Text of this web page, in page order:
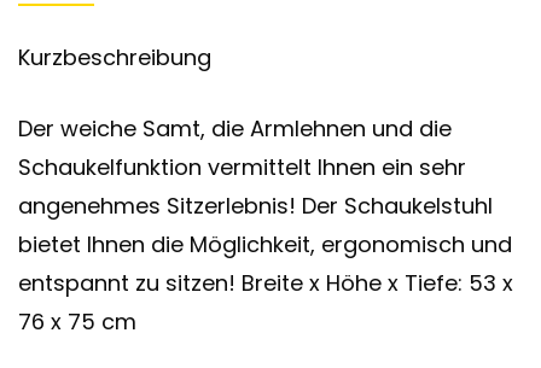
Kurzbeschreibung
Der weiche Samt, die Armlehnen und die
Schaukelfunktion vermittelt Ihnen ein sehr
angenehmes Sitzerlebnis! Der Schaukelstuhl
bietet Ihnen die Möglichkeit, ergonomisch und
entspannt zu sitzen! Breite x Höhe x Tiefe: 53 x
76 x 75 cm